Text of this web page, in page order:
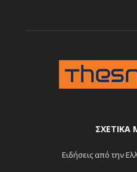
ΣΧΕΤΙΚΆ
Ειδήσεις από την